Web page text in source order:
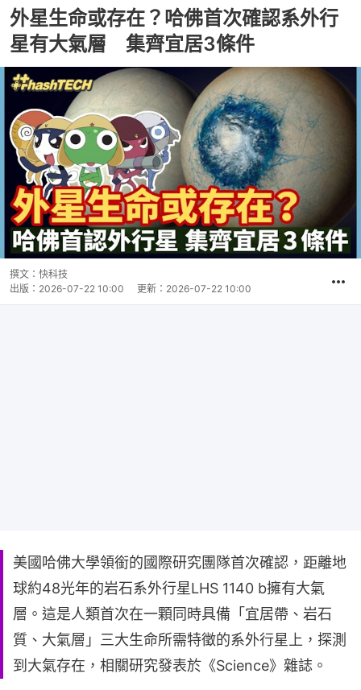
外星生命或存在？哈佛首次確認系外行
星有大氣層 集齊宜居3條件
撰文： 快科技
出版： 2026-07-22 10:00 更新： 2026-07-22 10:00
美國哈佛大學領銜的國際研究團隊首次確認，距離地
球約48光年的岩石系外行星LHS 1140 b擁有大氣
層。這是人類首次在一顆同時具備「宜居帶、岩石
質、大氣層」三大生命所需特徵的系外行星上，探測
到大氣存在，相關研究發表於《Science》雜誌。